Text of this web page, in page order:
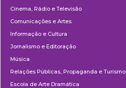
Cinema, Rádio e Televisão
Comunicações e Artes
Informação e Cultura
Jornalismo e Editoração
Música
Relações Públicas, Propaganda e Turismo
Escola de Arte Dramática